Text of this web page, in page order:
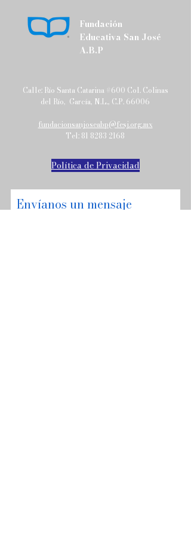
Fundación
Educativa San José
A.B.P
Calle: Río Santa Catarina #600 Col. Colinas
del Río, García, N.L., C.P. 66006
fundacionsanjoseabp@fesj.org.mx
Tel: 81 8283 2168
Política de Privacidad
Envíanos un mensaje